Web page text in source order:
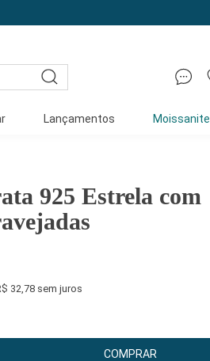
Lançamentos Moissanite
925 Estrela com
32,78 sem juros
COMPRAR